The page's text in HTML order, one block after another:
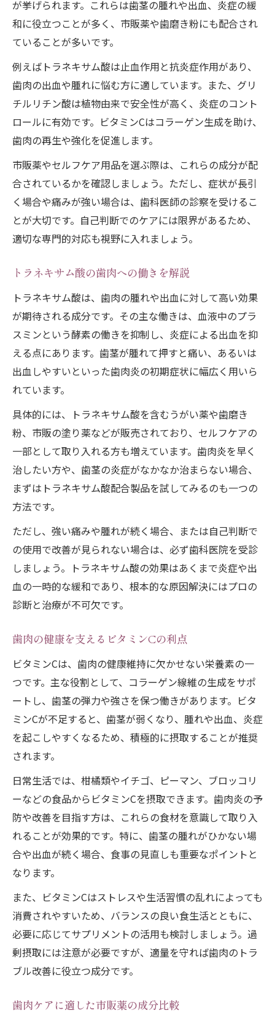
が挙げられます。これらは歯茎の腫れや出血、炎症の緩
和に役立つことが多く、市販薬や歯磨き粉にも配合され
ていることが多いです。
例えばトラネキサム酸は止血作用と抗炎症作用があり、
歯肉の出血や腫れに悩む方に適しています。また、グリ
チルリチン酸は植物由来で安全性が高く、炎症のコント
ロールに有効です。ビタミンCはコラーゲン生成を助け、
歯肉の再生や強化を促進します。
市販薬やセルフケア用品を選ぶ際は、これらの成分が配
合されているかを確認しましょう。ただし、症状が長引
く場合や痛みが強い場合は、歯科医師の診察を受けるこ
とが大切です。自己判断でのケアには限界があるため、
適切な専門的対応も視野に入れましょう。
トラネキサム酸の歯肉への働きを解説
トラネキサム酸は、歯肉の腫れや出血に対して高い効果
が期待される成分です。その主な働きは、血液中のプラ
スミンという酵素の働きを抑制し、炎症による出血を抑
える点にあります。歯茎が腫れて押すと痛い、あるいは
出血しやすいといった歯肉炎の初期症状に幅広く用いら
れています。
具体的には、トラネキサム酸を含むうがい薬や歯磨き
粉、市販の塗り薬などが販売されており、セルフケアの
一部として取り入れる方も増えています。歯肉炎を早く
治したい方や、歯茎の炎症がなかなか治まらない場合、
まずはトラネキサム酸配合製品を試してみるのも一つの
方法です。
ただし、強い痛みや腫れが続く場合、または自己判断で
の使用で改善が見られない場合は、必ず歯科医院を受診
しましょう。トラネキサム酸の効果はあくまで炎症や出
血の一時的な緩和であり、根本的な原因解決にはプロの
診断と治療が不可欠です。
歯肉の健康を支えるビタミンCの利点
ビタミンCは、歯肉の健康維持に欠かせない栄養素の一
つです。主な役割として、コラーゲン線維の生成をサポ
ートし、歯茎の弾力や強さを保つ働きがあります。ビタ
ミンCが不足すると、歯茎が弱くなり、腫れや出血、炎症
を起こしやすくなるため、積極的に摂取することが推奨
されます。
日常生活では、柑橘類やイチゴ、ピーマン、ブロッコリ
ーなどの食品からビタミンCを摂取できます。歯肉炎の予
防や改善を目指す方は、これらの食材を意識して取り入
れることが効果的です。特に、歯茎の腫れがひかない場
合や出血が続く場合、食事の見直しも重要なポイントと
なります。
また、ビタミンCはストレスや生活習慣の乱れによっても
消費されやすいため、バランスの良い食生活とともに、
必要に応じてサプリメントの活用も検討しましょう。過
剰摂取には注意が必要ですが、適量を守れば歯肉のトラ
ブル改善に役立つ成分です。
歯肉ケアに適した市販薬の成分比較